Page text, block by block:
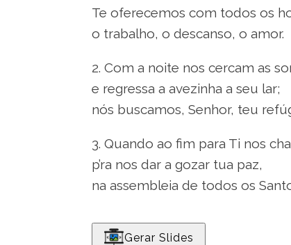
Te oferecemos com todos os
o trabalho, o descanso, o amor.
2. Com a noite nos cercam as
e regressa a avezinha a seu lar;
nós buscamos, Senhor, teu
3. Quando ao fim para Ti nos
p’ra nos dar a gozar tua paz,
na assembleia de todos os
Gerar Slides